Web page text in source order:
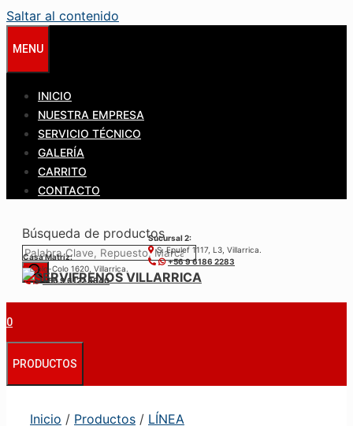
Saltar al contenido
MENU
INICIO
NUESTRA EMPRESA
SERVICIO TÉCNICO
GALERÍA
CARRITO
CONTACTO
Búsqueda de productos
Casa Matríz:
Colo-Colo 1620, Villarrica.
+56 9 6122 3840
Sucursal 2:
S. Epulef 1117, L3, Villarrica.
+56 9 6186 2283
0
PRODUCTOS
Inicio / Productos / LÍNEA